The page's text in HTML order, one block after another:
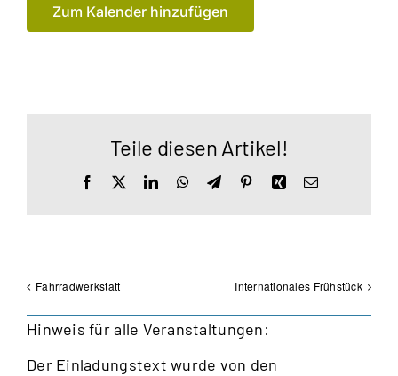
Zum Kalender hinzufügen
Teile diesen Artikel!
Facebook LinkedInWhatsApp
TelegramPinterestXingE-
Fahrradwerkstatt Internationales Frühstück
Hinweis für alle Veranstaltungen:
Der Einladungstext wurde von den